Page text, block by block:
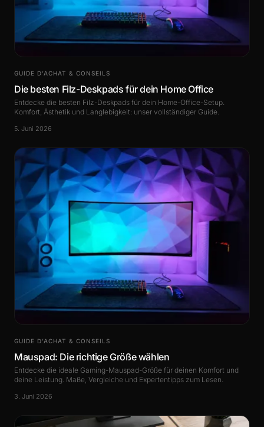
GUIDE D’ACHAT & CONSEILS
Die besten Filz-Deskpads für dein Home Office
Entdecke die besten Filz-Deskpads für dein Home-Office-Setup.
Komfort, Ästhetik und Langlebigkeit: unser vollständiger Guide.
5. Juni 2026
GUIDE D’ACHAT & CONSEILS
Mauspad: Die richtige Größe wählen
Entdecke die ideale Gaming-Mauspad-Größe für deinen Komfort und
deine Leistung. Maße, Vergleiche und Expertentipps zum Lesen.
3. Juni 2026